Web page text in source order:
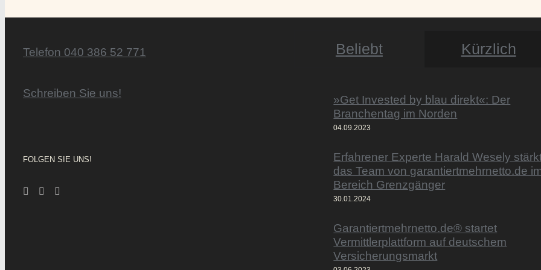
Telefon 040 386 52 771
Schreiben Sie uns!
FOLGEN SIE UNS!
Beliebt Kürzlich
»Get Invested by blau direkt«: Der
Branchentag im Norden
04.09.2023
Erfahrener Experte Harald Wesely
das Team von garantiertmehrnetto.de
Bereich Grenzgänger
30.01.2024
Garantiertmehrnetto.de® startet
Vermittlerplattform auf deutschem
Versicherungsmarkt